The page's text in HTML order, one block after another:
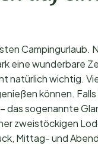
Campingurlaub.
eine wunderbare
natürlich wichtig.
können.
sogenannte
zweistöckigen
Mittag- und